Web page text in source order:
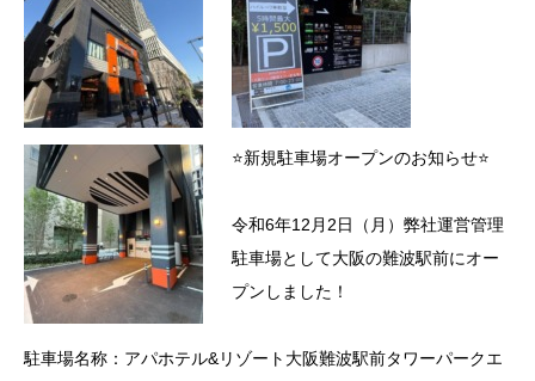
⭐新規駐車場オープンのお知らせ⭐
令和6年12月2日（月）弊社運営管理
駐車場として大阪の難波駅前にオー
プンしました！
駐車場名称：アパホテル&リゾート大阪難波駅前タワーパークエ